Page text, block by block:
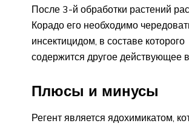
После 3-й обработки растений
Корадо его необходимо
инсектицидом, в составе которого
содержится другое действующее
Плюсы и минусы
Регент является ядохимикатом,